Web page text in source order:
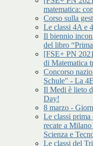
matematica:
Corso sulla
Le classi 4A e
Il biennio
del libro
[FSE+ PN
di Matematica
Concorso
Schule" - La
Il Medi è lieto
Day!
8 marzo -
Le classi prima
recate a
Scienza e
Le classi del